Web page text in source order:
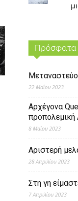
22 Μαΐου 2023
Αρχέγονα
προπολεμική
8 Μαΐου 2023
Αριστερή
28 Απριλίου 2023
Στη γη
7 Απριλίου 2023